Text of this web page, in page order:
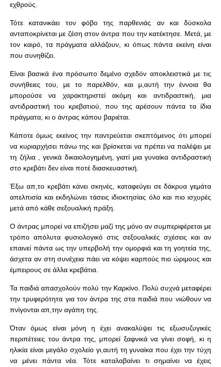
εχθρούς.
Τότε κατανικάει τον φόβο της παρθενιάς αν και δύσκολα
ανταποκρίνεται με ζέση στον άντρα που την κατέκτησε. Μετά, με
τον καιρό, τα πράγματα αλλάζουν, κι όπως πάντα εκείνη είναι
που συνηθίζει.
Είναι βασικά ένα πρόσωπο δεμένο σχεδόν αποκλειστικά με τις
συνήθειες του, με το παρελθόν, και μ,αυτή την έννοια θα
μπορούσε να χαρακτηριστεί ακόμη και αντιδραστική, μια
αντιδραστική του κρεβατιού, που της αρέσουν πάντα τα ίδια
πράγματα, κι ο άντρας κάπου βαριέται.
Κάποτε όμως εκείνος την παντρεύεται σκεπτόμενος ότι μπορεί
να κυριαρχήσει πάνω της και βρίσκεται να πρέπει να παλέψει με
τη ζήλια , γενικά δικαιολογημένη, γιατί μια γυναίκα αντιδραστική
στο κρεβάτι δεν είναι ποτέ διασκευαστική.
Έξω απ,το κρεβάτι κάνει σκηνές, καταφεύγει σε δάκρυα γεμάτα
απελπισία και εκδηλώνει τάσεις ιδιοκτησίας όλο και πιο ισχυρές
μετά από κάθε σεξουαλική πράξη.
Ο άντρας μπορεί να επιζήσει μαζί της μόνο αν συμπεριφέρεται με
τρόπο απόλυτα φυσιολογικό στις σεξουαλικές σχέσεις και αν
επαινεί πάντα ως την υπερβολή την ομορφιά και τη γοητεία της,
άσχετα αν στη συνέχεια πάει να κόψει καρπούς πιο ώριμους και
έμπειρους σε άλλα κρεβάτια.
Τα παιδιά απασχολούν πολύ την Καρκίνο. Πολύ συχνά μεταφέρει
την τρυφερότητα για τον άντρα της στα παιδιά που νιώθουν να
πνίγονται απ,την αγάπη της.
Όταν όμως είναι μόνη η έχει ανακαλύψει τις εξωσυζυγικές
περιπέτειες του άντρα της, μπορεί ξαφνικά να γίνει σοφή, κι η
ηλικία είναι μεγάλο σχολείο γι,αυτή τη γυναίκα που έχει την τύχη
να μένει πάντα νέα. Τότε καταλαβαίνει τι σημαίνει να έχεις